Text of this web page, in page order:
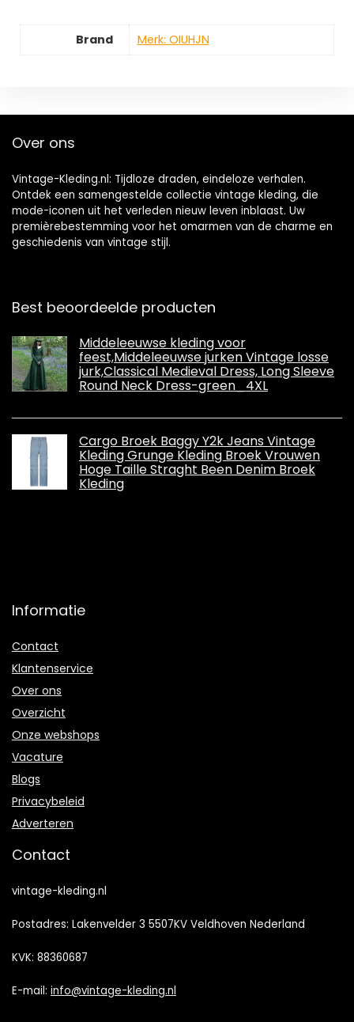
Brand Merk: OIUHJN
Over ons
Vintage-Kleding.nl: Tijdloze draden, eindeloze verhalen.
Ontdek een samengestelde collectie vintage kleding, die
mode-iconen uit het verleden nieuw leven inblaast. Uw
premièrebestemming voor het omarmen van de charme en
geschiedenis van vintage stijl.
Best beoordeelde producten
Middeleeuwse kleding voor
feest,Middeleeuwse jurken Vintage losse
jurk,Classical Medieval Dress, Long Sleeve
Round Neck Dress-green_4XL
Cargo Broek Baggy Y2k Jeans Vintage
Kleding Grunge Kleding Broek Vrouwen
Hoge Taille Straght Been Denim Broek
Kleding
Informatie
Contact
Klantenservice
Over ons
Overzicht
Onze webshops
Vacature
Blogs
Privacybeleid
Adverteren
Contact
vintage-kleding.nl
Postadres: Lakenvelder 3 5507KV Veldhoven Nederland
KVK: 88360687
E-mail: info@vintage-kleding.nl